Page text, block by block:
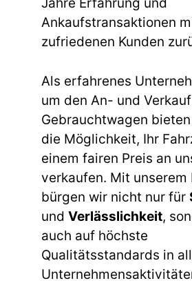
Jahre Erfahrung und
Ankaufstransaktionen
zufriedenen Kunden
Als erfahrenes
um den An- und
Gebrauchtwagen
die Möglichkeit, Ihr
einem fairen Preis an
verkaufen. Mit unserem
bürgen wir nicht nur für
und Verlässlichkeit,
auch auf höchste
Qualitätsstandards in